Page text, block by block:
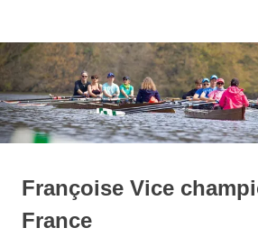
Françoise Vice
France